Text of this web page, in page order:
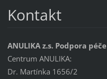
Kontakt
ANULIKA z.s. Podpora
Centrum ANULIKA:
Dr. Martínka 1656/2